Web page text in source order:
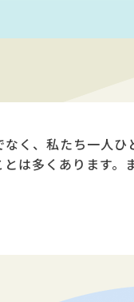
く、私たち一人
は多くあります